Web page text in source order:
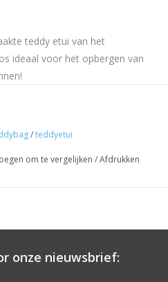
teddy etui van het
ideaal voor het opbergen van
elastane
/teddyetui
om te vergelijken /Afdrukken
onze nieuwsbrief: